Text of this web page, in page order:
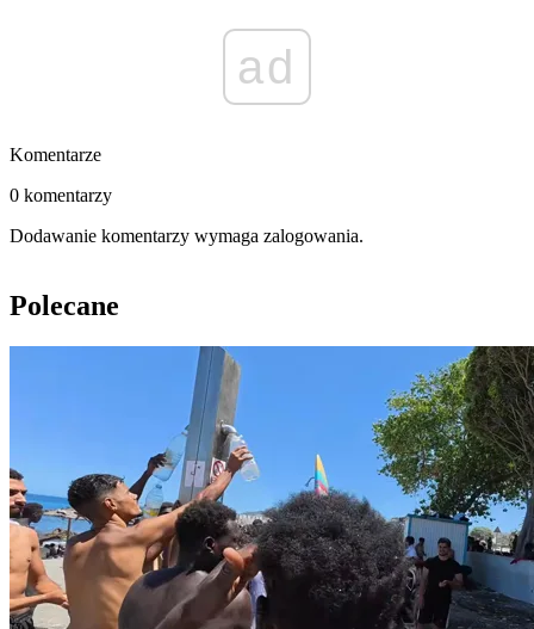
ad
Komentarze
0 komentarzy
Dodawanie komentarzy wymaga zalogowania.
Polecane